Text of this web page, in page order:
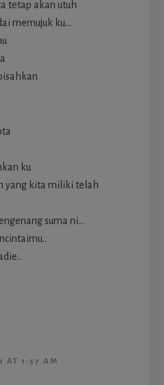
tetap akan utuh
memujuk ku…
ku
yang kita miliki telah
suma ni…
AT 1:57 AM